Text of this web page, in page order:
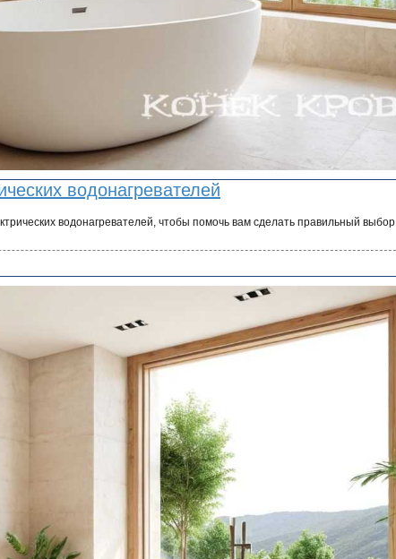
водонагревателей
водонагревателей, чтобы помочь вам сделать правильный выбор